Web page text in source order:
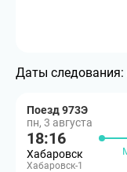
Даты следования:
Поезд 973Э
пн, 3 августа
18:16
Хабаровск
Хабаровск-1